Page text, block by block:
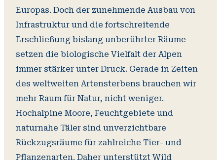
Europas. Doch der zunehmende Ausbau von
Infrastruktur und die fortschreitende
Erschließung bislang unberührter Räume
setzen die biologische Vielfalt der Alpen
immer stärker unter Druck. Gerade in Zeiten
des weltweiten Artensterbens brauchen wir
mehr Raum für Natur, nicht weniger.
Hochalpine Moore, Feuchtgebiete und
naturnahe Täler sind unverzichtbare
Rückzugsräume für zahlreiche Tier- und
Pflanzenarten. Daher unterstützt Wild